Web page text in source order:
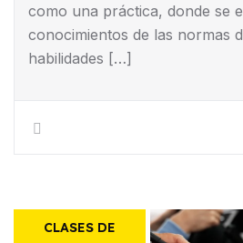
como una práctica, donde se
conocimientos de las normas
habilidades […]
CLASES DE